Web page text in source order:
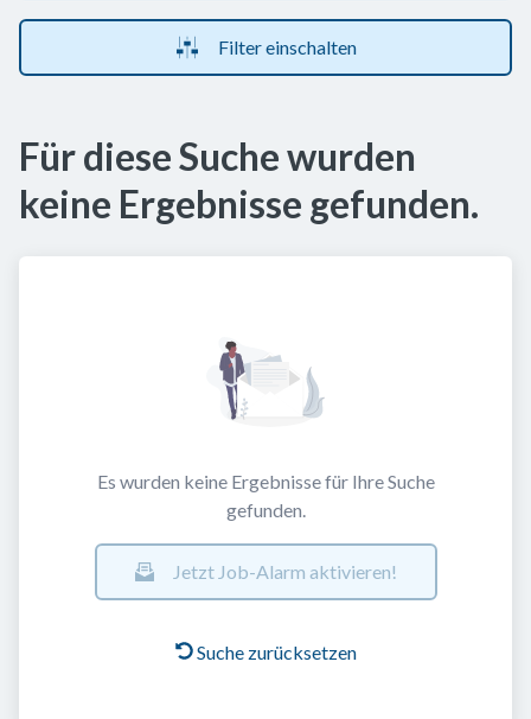
Filter einschalten
Für diese Suche wurden
keine Ergebnisse gefunden.
Es wurden keine Ergebnisse für Ihre Suche
gefunden.
Jetzt Job-Alarm aktivieren!
Suche zurücksetzen